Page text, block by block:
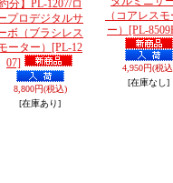
分】PL-1207/ロ
プロデジタルサ
ボ（ブラシレス
ーター） [PL-12
07]
8,800円(税込)
[在庫あり]
（コアレスモ
ー） [PL-
4,950円(税
[在庫なし]